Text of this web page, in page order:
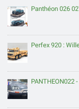
Panthéon 026
Perfex 920 :
PANTHEON022